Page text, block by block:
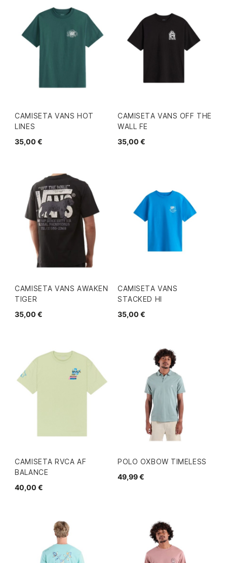
CAMISETA VANS HOT
LINES
35,00 €
CAMISETA VANS OFF THE
WALL FE
35,00 €
CAMISETA VANS AWAKEN
TIGER
35,00 €
CAMISETA VANS
STACKED HI
35,00 €
CAMISETA RVCA AF
BALANCE
40,00 €
POLO OXBOW TIMELESS
49,99 €